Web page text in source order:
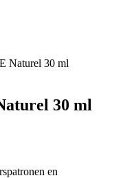
30 ml